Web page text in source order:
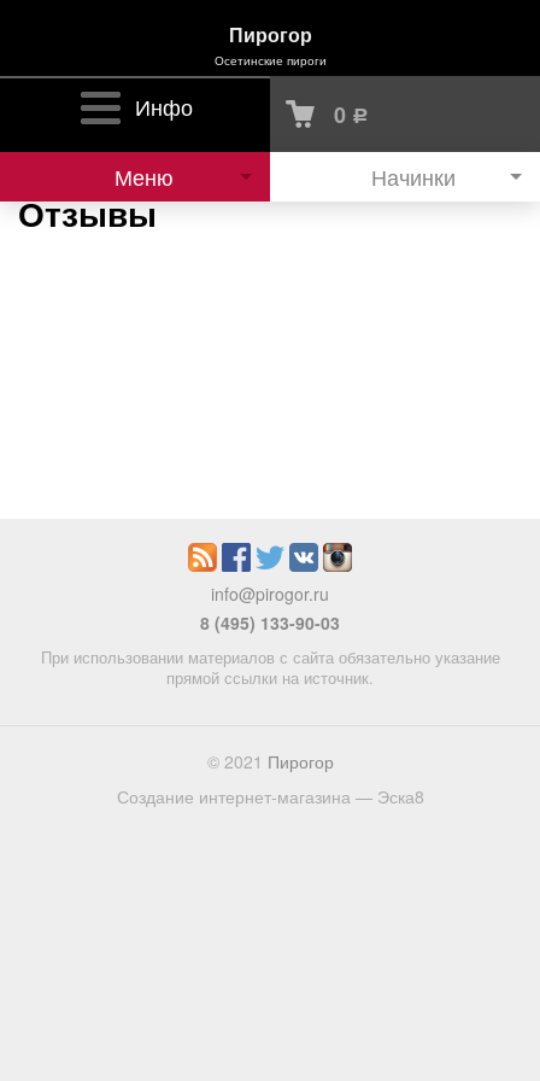
Пирогор
Осетинские пироги
Инфо 0 Р
Меню Начинки
Отзывы
info@pirogor.ru
8 (495) 133-90-03
При использовании материалов с сайта обязательно указание
прямой ссылки на источник.
© 2021 Пирогор
Создание интернет-магазина — Эска8